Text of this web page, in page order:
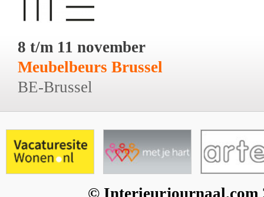
8 t/m 11 november
Meubelbeurs Brussel
BE-Brussel
© Interieurjournaal.com